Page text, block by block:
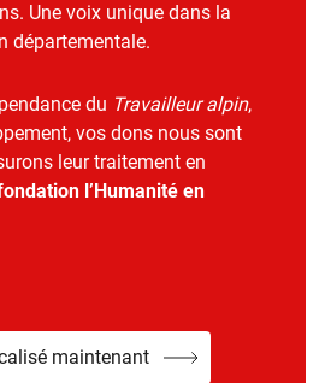
Une voix unique dans la
départementale.
du Travailleur alpin,
vos dons nous sont
leur traitement en
l’Humanité en
maintenant